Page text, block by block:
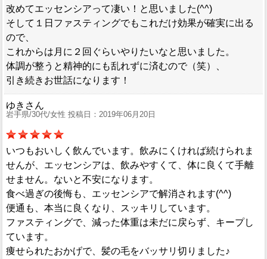
改めてエッセンシアって凄い！と思いました(^^)
そして１日ファスティングでもこれだけ効果が確実に出る
ので、
これからは月に２回ぐらいやりたいなと思いました。
体調が整うと精神的にも乱れずに済むので（笑）、
引き続きお世話になります！
ゆきさん
岩手県/30代/女性 投稿日：2019年06月20日
いつもおいしく飲んでいます。飲みにくければ続けられま
せんが、エッセンシアは、飲みやすくて、体に良くて手離
せません。ないと不安になります。
食べ過ぎの後悔も、エッセンシアで解消されます(^^)
便通も、本当に良くなり、スッキリしています。
ファスティングで、減った体重は未だに戻らず、キープし
ています。
痩せられたおかげで、髪の毛をバッサリ切りました♪